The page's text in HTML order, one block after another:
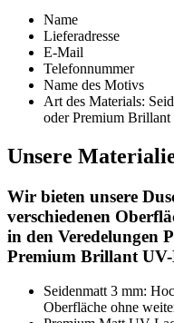
Name
Lieferadresse
E-Mail
Telefonnummer
Name des Motivs
Art des Materials:
oder Premium
Unsere
Wir bieten unsere
verschiedenen
in den Veredelungen
Premium Brillant
Seidenmatt 3 mm:
Oberfläche ohne